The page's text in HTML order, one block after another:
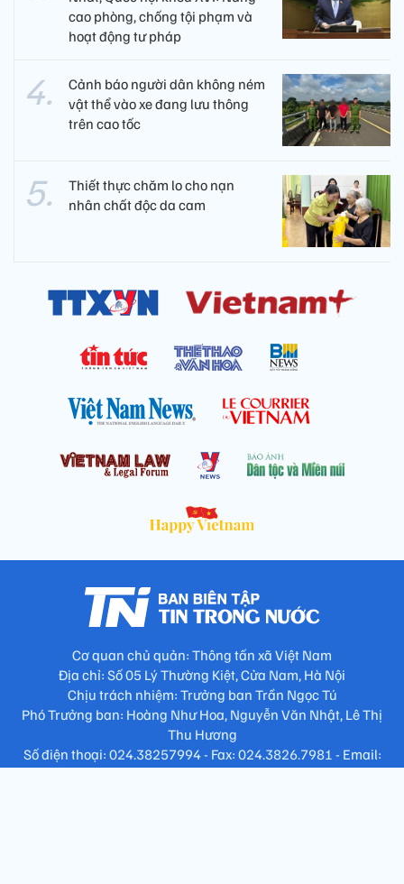
cao phòng, chống tội phạm và
hoạt động tư pháp
Cảnh báo người dân không ném
vật thể vào xe đang lưu thông
trên cao tốc
Thiết thực chăm lo cho nạn
nhân chất độc da cam
Cơ quan chủ quản: Thông tấn xã Việt Nam
Địa chỉ: Số 05 Lý Thường Kiệt, Cửa Nam, Hà Nội
Chịu trách nhiệm: Trưởng ban Trần Ngọc Tú
Phó Trưởng ban: Hoàng Như Hoa, Nguyễn Văn Nhật, Lê Thị
Thu Hương
Số điện thoại: 024.38257994 - Fax: 024.3826.7981 - Email:
tap.phongbien@gmail.com